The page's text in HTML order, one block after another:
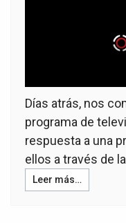
Días atrás, nos
programa de
respuesta a una
ellos a través de
Leer más…